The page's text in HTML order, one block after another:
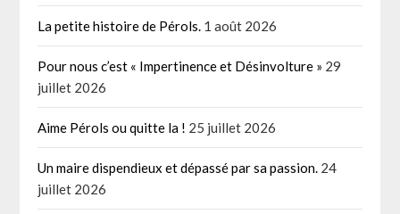
La petite histoire de Pérols. 1 août 2026
Pour nous c’est « Impertinence et Désinvolture » 29
juillet 2026
Aime Pérols ou quitte la ! 25 juillet 2026
Un maire dispendieux et dépassé par sa passion. 24
juillet 2026